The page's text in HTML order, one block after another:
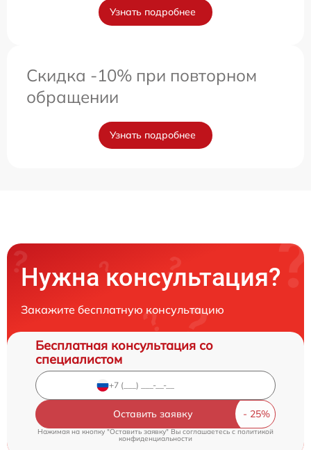
Узнать подробнее
Скидка -10% при повторном
обращении
Узнать подробнее
Нужна консультация?
Закажите бесплатную консультацию
Бесплатная консультация со
специалистом
Оставить заявку
Нажимая на кнопку "Оставить заявку" Вы соглашаетесь cполитикой
конфиденциальности